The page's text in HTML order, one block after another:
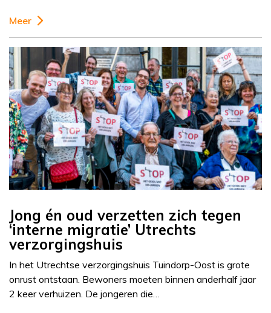
Meer
Jong én oud verzetten zich tegen
‘interne migratie’ Utrechts
verzorgingshuis
In het Utrechtse verzorgingshuis Tuindorp-Oost is grote
onrust ontstaan. Bewoners moeten binnen anderhalf jaar
2 keer verhuizen. De jongeren die…